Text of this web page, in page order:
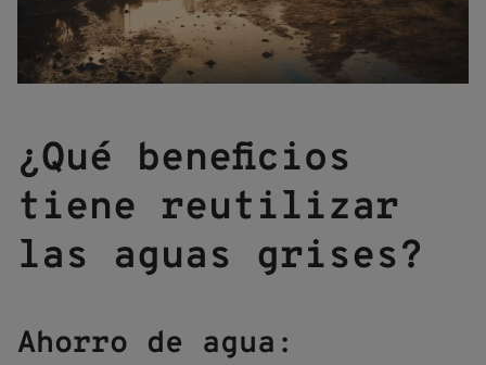
¿Qué beneficios
tiene reutilizar
las aguas grises?
Ahorro de agua: